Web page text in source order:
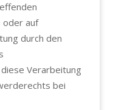
oder auf
durch den
Verarbeitung
bei